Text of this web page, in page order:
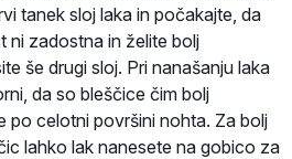
tanek sloj laka in počakajte, da
ni zadostna in želite bolj
še drugi sloj. Pri nanašanju laka
da so bleščice čim bolj
po celotni površini nohta. Za bolj
lahko lak nanesete na gobico za